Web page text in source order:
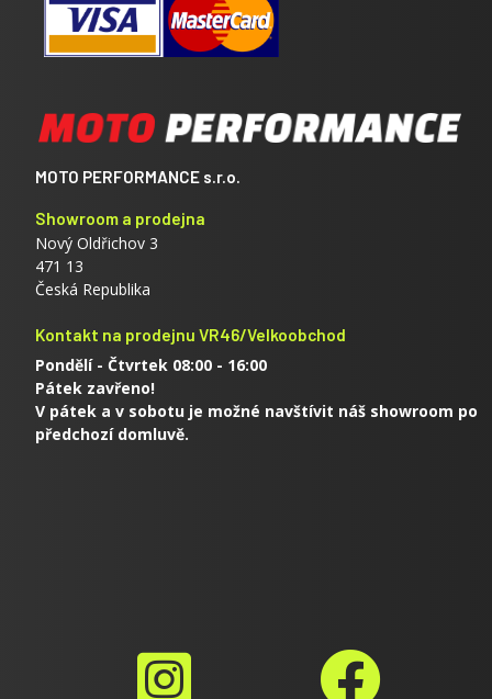
MOTO PERFORMANCE s.r.o.
Showroom a prodejna
Nový Oldřichov 3
471 13
Česká Republika
Kontakt na prodejnu VR46/Velkoobchod
Pondělí - Čtvrtek 08:00 - 16:00
Pátek zavřeno!
V pátek a v sobotu je možné navštívit náš showroom po
předchozí domluvě.